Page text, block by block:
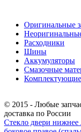
Оригинальные
Расходники
Шины
Аккумуляторы
Смазочные
Комплектующие
© 2015 - Любые
доставка по России
Стекло двери нижнее